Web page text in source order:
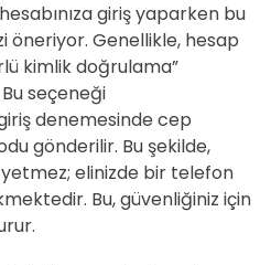
giriş yaparken bu
Genellikle, hesap
kimlik doğrulama”
seçeneği
denemesinde cep
gönderilir. Bu şekilde,
elinizde bir telefon
Bu, güvenliğiniz için